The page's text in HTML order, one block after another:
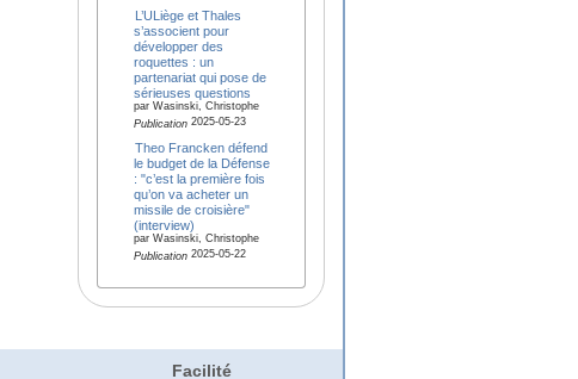
L’ULiège et Thales
s’associent pour
développer des
roquettes : un
partenariat qui pose de
sérieuses questions
par Wasinski, Christophe
Publication2025-05-23
Theo Francken défend
le budget de la Défense
: "c’est la première fois
qu’on va acheter un
missile de croisière"
(interview)
par Wasinski, Christophe
Publication2025-05-22
Facilité